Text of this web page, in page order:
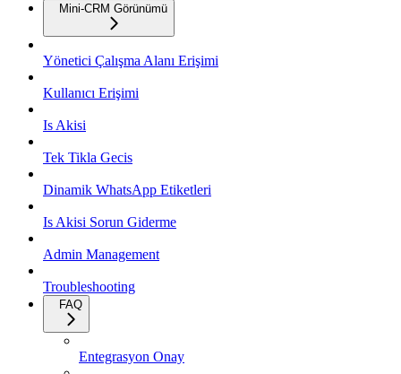
Mini-CRM Görünümü
Yönetici Çalışma Alanı Erişimi
Kullanıcı Erişimi
Is Akisi
Tek Tikla Gecis
Dinamik WhatsApp Etiketleri
Is Akisi Sorun Giderme
Admin Management
Troubleshooting
FAQ
Entegrasyon Onay